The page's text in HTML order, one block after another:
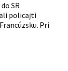
SR
policajti
Pri